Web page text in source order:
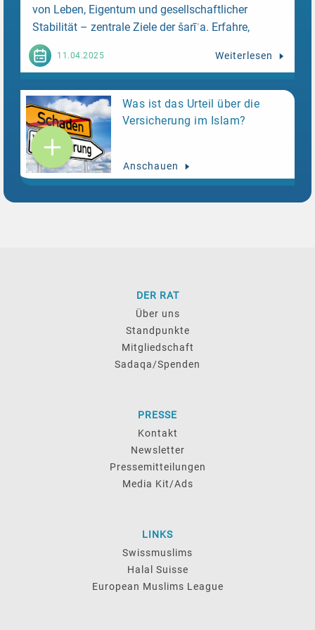
von Leben, Eigentum und gesellschaftlicher
Stabilität – zentrale Ziele der šarīʿa. Erfahre,
warum Versicherungen keine Glaubensfrage,
sondern eine Frage der Verantwortung sind.
11.04.2025 Weiterlesen
Was ist das Urteil über die
Versicherung im Islam?
Anschauen
DER RAT
Über uns
Standpunkte
Mitgliedschaft
Sadaqa/Spenden
PRESSE
Kontakt
Newsletter
Pressemitteilungen
Media Kit/Ads
LINKS
Swissmuslims
Halal Suisse
European Muslims League